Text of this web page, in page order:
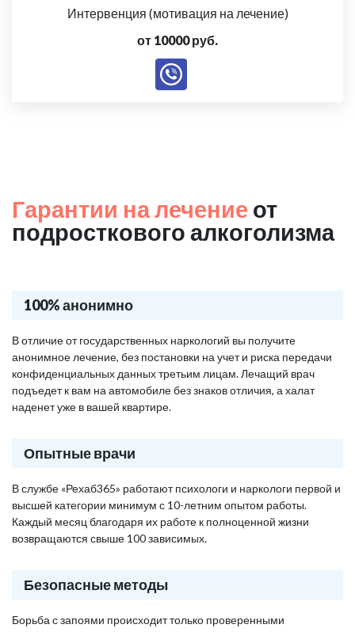
Интервенция (мотивация на лечение)
от 10000 руб.
Гарантии на лечение от
подросткового алкоголизма
100% анонимно
В отличие от государственных наркологий вы получите
анонимное лечение, без постановки на учет и риска передачи
конфиденциальных данных третьим лицам. Лечащий врач
подъедет к вам на автомобиле без знаков отличия, а халат
наденет уже в вашей квартире.
Опытные врачи
В службе «Рехаб365» работают психологи и наркологи первой и
высшей категории минимум с 10-летним опытом работы.
Каждый месяц благодаря их работе к полноценной жизни
возвращаются свыше 100 зависимых.
Безопасные методы
Борьба с запоями происходит только проверенными